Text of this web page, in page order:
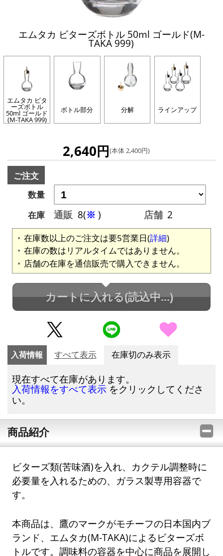
エムタカ ビターズボトル 50ml ゴールド(M-
TAKA 999)
エムタカ ビタ
ーズボトル
50ml ゴールド
(M-TAKA 999)
ボトル部分 分解 ラインアップ
2,640円(本体 2,400円)
ご注文
数量
在庫
通販 8(※ ) 店舗 2
在庫数以上のご注文は要5営業日(詳細)
在庫の数はリアルタイムではありません。
店舗の在庫を通信販売で購入できません。
カートに入れる(読込中...)
入荷情報 すべて表示 在庫切のみ表示
現在すべて在庫があります。
入荷情報をすべて表示 をクリックしてくださ
い。
商品紹介
ビターズ類(苦味酒)を入れ、カクテル調整時に
必要量を入れるための、ガラス製専用容器で
す。
本商品は、鷹のマークがモチーフの日本国内ブ
ランド、エムタカ(M-TAKA)によるビターズボ
トルです。調味料の容器を中心に商品を展開し